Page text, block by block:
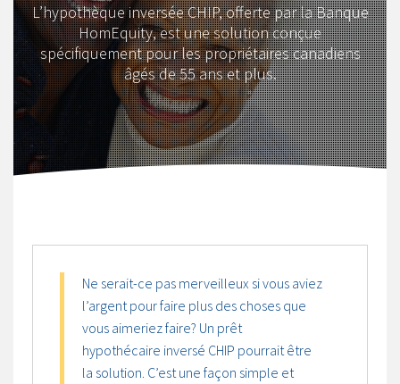
L’hypothèque inversée CHIP, offerte par la Banque
HomEquity, est une solution conçue
spécifiquement pour les propriétaires canadiens
âgés de 55 ans et plus.
Ne serait-ce pas merveilleux si vous aviez
l’argent pour faire plus des choses que
vous aimeriez faire? Un prêt
hypothécaire inversé CHIP pourrait être
la solution. C’est une façon simple et